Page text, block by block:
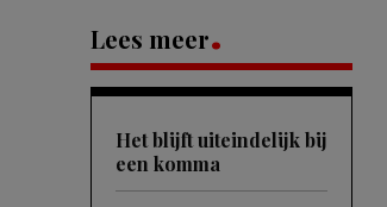
Lees meer
Het blijft uiteindelijk bij
een komma